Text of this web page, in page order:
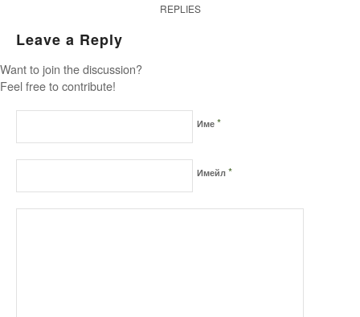
REPLIES
Leave a Reply
Want to join the discussion?
Feel free to contribute!
Име *
Имейл *